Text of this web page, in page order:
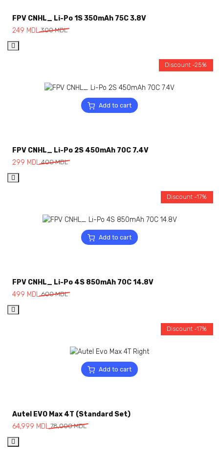
FPV CNHL_ Li-Po 1S 350mAh 75C 3.8V
300MDL
249 MDL
Add to cart
Discount -25%
FPV CNHL_ Li-Po 2S 450mAh 70C 7.4V
400MDL
299 MDL
Add to cart
Discount -17%
FPV CNHL_ Li-Po 4S 850mAh 70C 14.8V
600MDL
499 MDL
Add to cart
Discount -17%
Autel EVO Max 4T (Standard Set)
78,000MDL
64,999 MDL